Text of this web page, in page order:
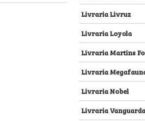
Livraria Livruz
Livraria Loyola
Livraria Martins
Livraria
Livraria Nobel
Livraria Vanguarda